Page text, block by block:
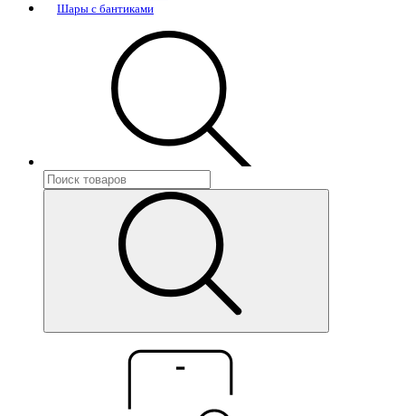
Шары с бантиками